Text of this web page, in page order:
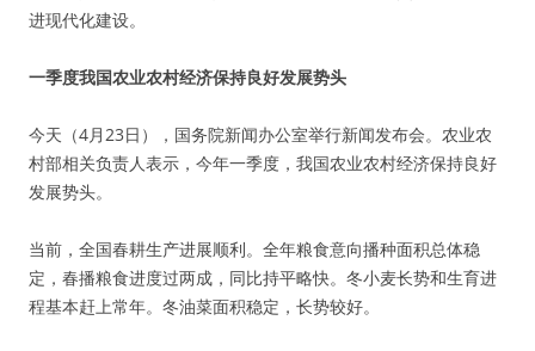
进现代化建设。
一季度我国农业农村经济保持良好发展势头
今天（4月23日），国务院新闻办公室举行新闻发布会。农业农
村部相关负责人表示，今年一季度，我国农业农村经济保持良好
发展势头。
当前，全国春耕生产进展顺利。全年粮食意向播种面积总体稳
定，春播粮食进度过两成，同比持平略快。冬小麦长势和生育进
程基本赶上常年。冬油菜面积稳定，长势较好。